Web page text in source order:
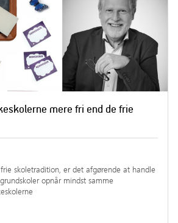
mere fri end de frie
skoletradition, er det afgørende at handle
opnår mindst samme